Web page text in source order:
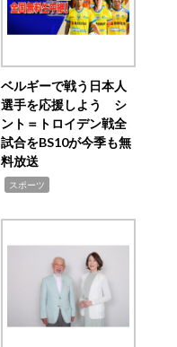
ベルギーで戦う日本人
選手を応援しよう シ
ント＝トロイデン戦全
試合をBS10が今季も無
料放送
スポーツ